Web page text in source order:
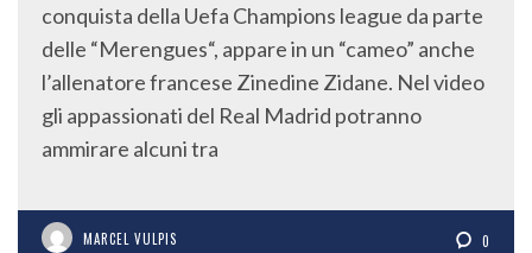
conquista della Uefa Champions league da parte
delle “Merengues“, appare in un “cameo” anche
l’allenatore francese Zinedine Zidane. Nel video
gli appassionati del Real Madrid potranno
ammirare alcuni tra
MARCEL VULPIS 0